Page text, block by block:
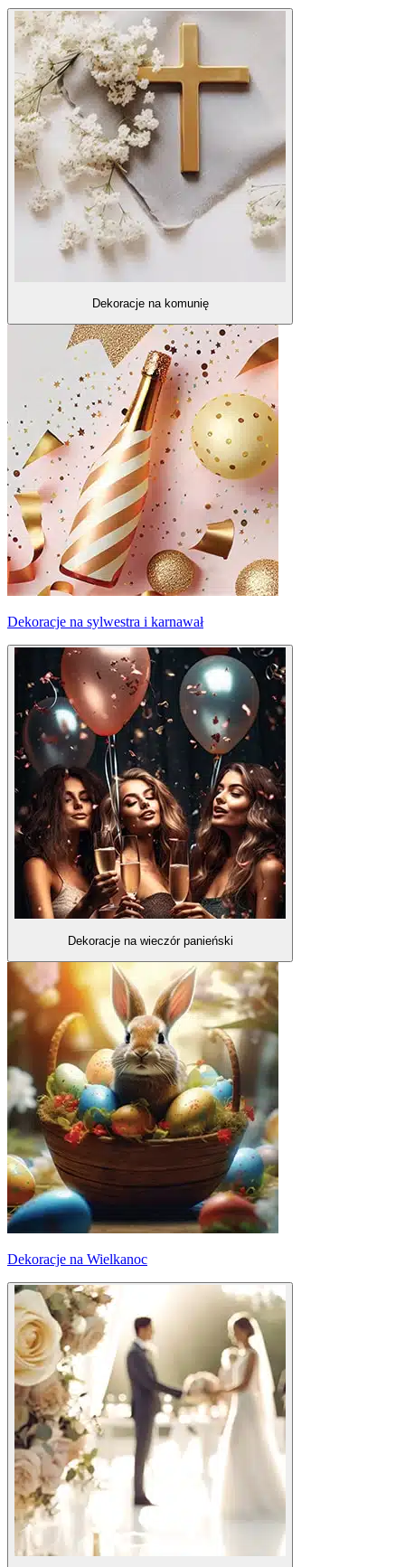
Dekoracje na komunię
Dekoracje na sylwestra i karnawał
Dekoracje na wieczór panieński
Dekoracje na Wielkanoc